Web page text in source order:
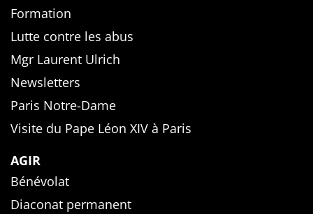
Formation
Lutte contre les abus
Mgr Laurent Ulrich
Newsletters
Paris Notre-Dame
Visite du Pape Léon XIV à Paris
AGIR
Bénévolat
Diaconat permanent